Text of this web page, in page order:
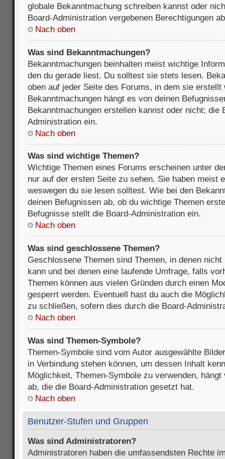
globale Bekanntmachung schreiben kannst oder
Board-Administration vergebenen Berechtigungen
Nach oben
Was sind Bekanntmachungen?
Bekanntmachungen beinhalten meist wichtige
den du gerade liest. Du solltest sie stets lesen.
oben auf jeder Seite des Forums, in dem sie erstellt
Bekanntmachungen hängt es von deinen
Bekanntmachungen erstellen kannst oder nicht; die
Administration ein.
Nach oben
Was sind wichtige Themen?
Wichtige Themen eines Forums erscheinen unter
nur auf der ersten Seite zu sehen. Sie haben meist
weswegen du sie lesen solltest. Wie bei den
deinen Befugnissen ab, ob du wichtige Themen
Befugnisse stellt die Board-Administration ein.
Nach oben
Was sind geschlossene Themen?
Geschlossene Themen sind Themen, in denen
kann und bei denen eine laufende Umfrage, falls
Themen können aus vielen Gründen durch einen
gesperrt werden. Eventuell hast du auch die
zu schließen, sofern dies durch die Board-
Nach oben
Was sind Themen-Symbole?
Themen-Symbole sind vom Autor ausgewählte
in Verbindung stehen können, um dessen Inhalt
Möglichkeit, Themen-Symbole zu verwenden,
ab, die die Board-Administration gesetzt hat.
Nach oben
Benutzer-Stufen und Gruppen
Was sind Administratoren?
Administratoren haben die umfassendsten Rechte